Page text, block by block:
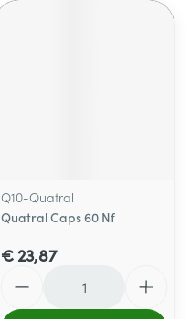
Q10-Quatral
Quatral Caps 60 Nf
€ 23,87